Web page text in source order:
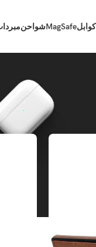
كوابلMagSafeشواحن
12
24